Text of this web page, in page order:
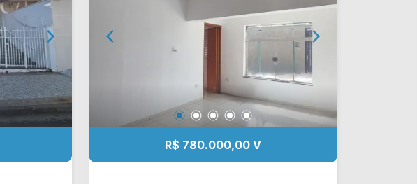
R$ 780.000,00 V